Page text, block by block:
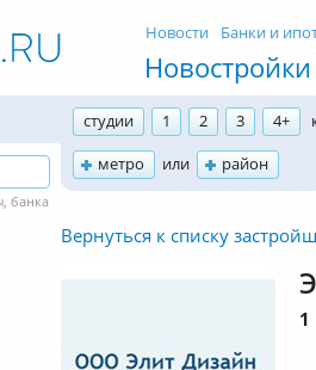
Новости Банки и
студии 1 2 3 4+
метро
или район
Вернуться к списку
1